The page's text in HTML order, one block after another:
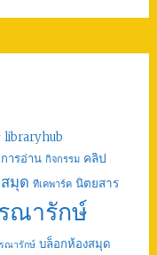
libraryhub
การอ่าน กิจกรรม คลิป
มุด ทีเคพาร์ค นิตยสาร
ณารักษ์
ณารักษ์ บล็อกห้องสมุด